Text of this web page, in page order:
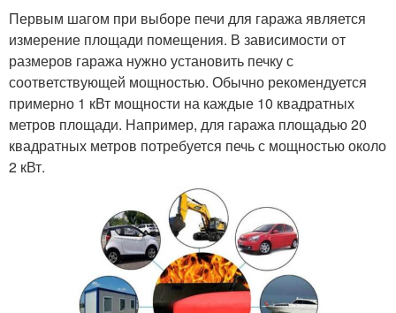
Первым шагом при выборе печи для гаража является
измерение площади помещения. В зависимости от
размеров гаража нужно установить печку с
соответствующей мощностью. Обычно рекомендуется
примерно 1 кВт мощности на каждые 10 квадратных
метров площади. Например, для гаража площадью 20
квадратных метров потребуется печь с мощностью около
2 кВт.